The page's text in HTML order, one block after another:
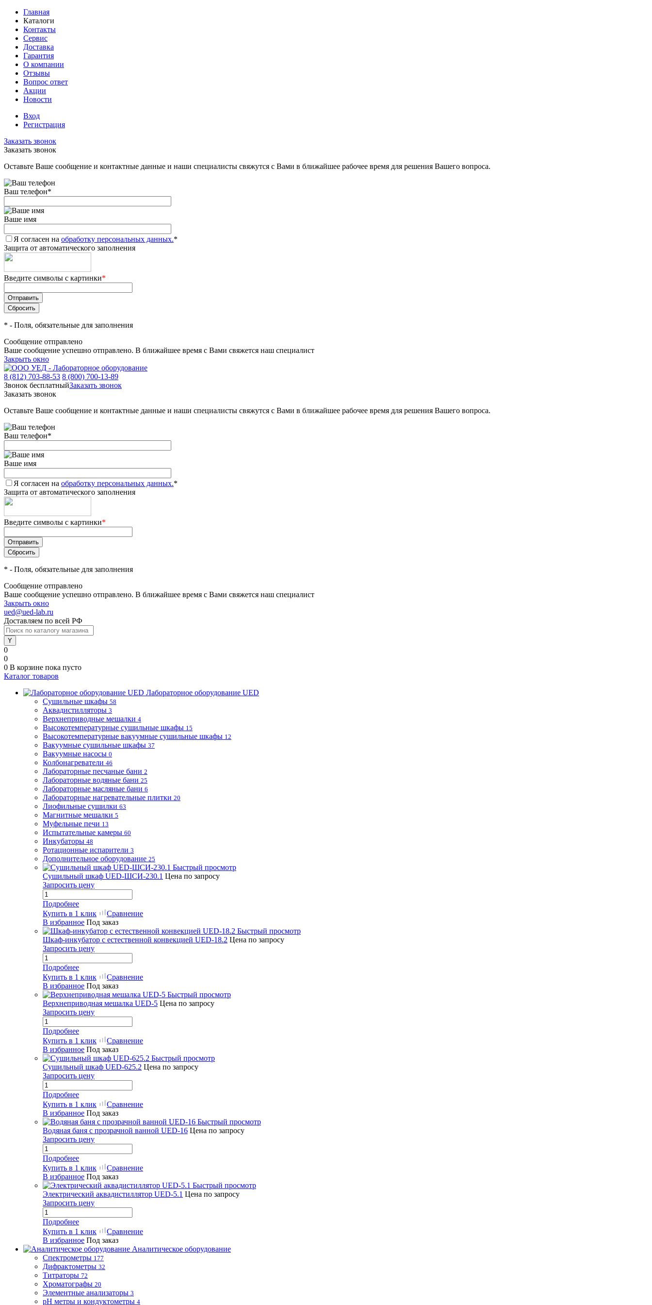
Главная
Каталоги
Контакты
Сервис
Доставка
Гарантия
О компании
Отзывы
Вопрос ответ
Акции
Новости
Вход
Регистрация
Заказать звонок
Заказать звонок
Оставьте Ваше сообщение и контактные данные и наши специалисты свяжутся с Вами в ближайшее рабочее время для решения Вашего вопроса.
Ваш телефон*
Ваше имя
Я согласен на обработку персональных данных.*
Защита от автоматического заполнения
Введите символы с картинки*
* - Поля, обязательные для заполнения
Сообщение отправлено
Ваше сообщение успешно отправлено. В ближайшее время с Вами свяжется наш специалист
Закрыть окно
8 (812) 703-88-53 8 (800) 700-13-89
Звонок бесплатныйЗаказать звонок
Заказать звонок
Оставьте Ваше сообщение и контактные данные и наши специалисты свяжутся с Вами в ближайшее рабочее время для решения Вашего вопроса.
Ваш телефон*
Ваше имя
Я согласен на обработку персональных данных.*
Защита от автоматического заполнения
Введите символы с картинки*
* - Поля, обязательные для заполнения
Сообщение отправлено
Ваше сообщение успешно отправлено. В ближайшее время с Вами свяжется наш специалист
Закрыть окно
ued@ued-lab.ru
Доставляем по всей РФ
0
0
0 В корзине пока пусто
Каталог товаров
Лабораторное оборудование UED
Сушильные шкафы 58
Аквадистилляторы 3
Верхнеприводные мешалки 4
Высокотемпературные сушильные шкафы 15
Высокотемпературные вакуумные сушильные шкафы 12
Вакуумные сушильные шкафы 37
Вакуумные насосы 0
Колбонагреватели 46
Лабораторные песчаные бани 2
Лабораторные водяные бани 25
Лабораторные масляные бани 6
Лабораторные нагревательные плитки 20
Лиофильные сушилки 63
Магнитные мешалки 5
Муфельные печи 13
Испытательные камеры 60
Инкубаторы 48
Ротационные испарители 3
Дополнительное оборудование 25
Быстрый просмотр
Сушильный шкаф UED-ШСИ-230.1 Цена по запросу
Запросить цену
Подробнее
Купить в 1 клик
Сравнение
В избранное Под заказ
Быстрый просмотр
Шкаф-инкубатор с естественной конвекцией UED-18.2 Цена по запросу
Запросить цену
Подробнее
Купить в 1 клик
Сравнение
В избранное Под заказ
Быстрый просмотр
Верхнеприводная мешалка UED-5 Цена по запросу
Запросить цену
Подробнее
Купить в 1 клик
Сравнение
В избранное Под заказ
Быстрый просмотр
Сушильный шкаф UED-625.2 Цена по запросу
Запросить цену
Подробнее
Купить в 1 клик
Сравнение
В избранное Под заказ
Быстрый просмотр
Водяная баня с прозрачной ванной UED-16 Цена по запросу
Запросить цену
Подробнее
Купить в 1 клик
Сравнение
В избранное Под заказ
Быстрый просмотр
Электрический аквадистиллятор UED-5.1 Цена по запросу
Запросить цену
Подробнее
Купить в 1 клик
Сравнение
В избранное Под заказ
Аналитическое оборудование
Спектрометры 177
Дифрактометры 32
Титраторы 72
Хроматографы 20
Элементные анализаторы 3
pH метры и кондуктометры 4